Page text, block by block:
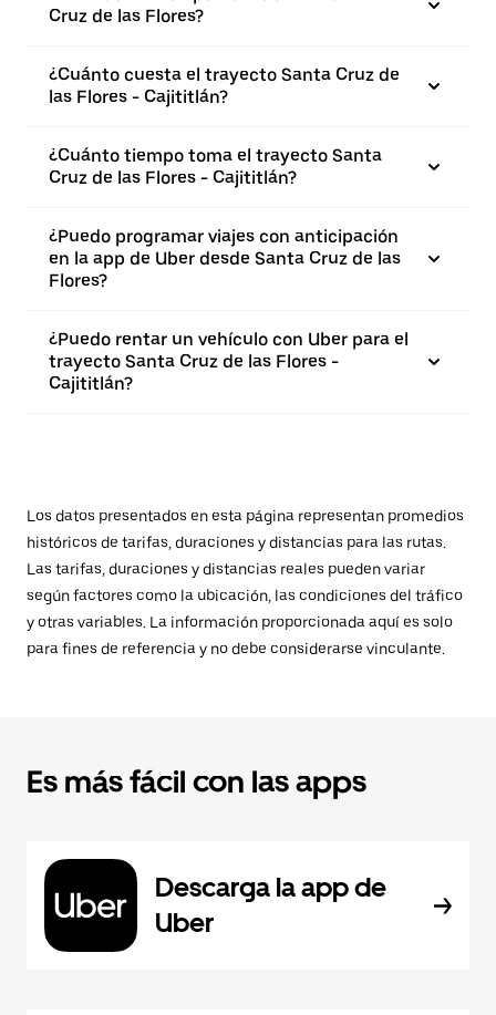
Cruz de las Flores?
¿Cuánto cuesta el trayecto Santa Cruz de
las Flores - Cajititlán?
¿Cuánto tiempo toma el trayecto Santa
Cruz de las Flores - Cajititlán?
¿Puedo programar viajes con anticipación
en la app de Uber desde Santa Cruz de las
Flores?
¿Puedo rentar un vehículo con Uber para el
trayecto Santa Cruz de las Flores -
Cajititlán?
Los datos presentados en esta página representan promedios
históricos de tarifas, duraciones y distancias para las rutas.
Las tarifas, duraciones y distancias reales pueden variar
según factores como la ubicación, las condiciones del tráfico
y otras variables. La información proporcionada aquí es solo
para fines de referencia y no debe considerarse vinculante.
Es más fácil con las apps
Descarga la app de
Uber